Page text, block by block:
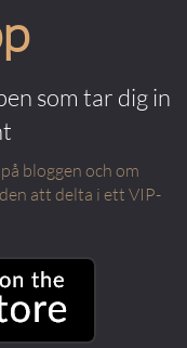
som tar dig in
bloggen och om
att delta i ett VIP-